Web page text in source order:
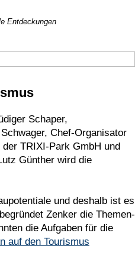
Entdeckungen
Schaper,
Chef-Organisator
TRIXI-Park GmbH und
Günther wird die
und deshalb ist es
Zenker die Themen-
die Aufgaben für die
auf den Tourismus